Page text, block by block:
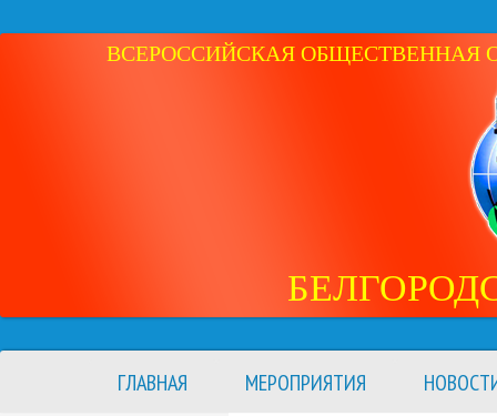
ВСЕРОССИЙСКАЯ ОБЩЕСТВЕННАЯ
ГЛАВНАЯ МЕРОПРИЯТИЯ